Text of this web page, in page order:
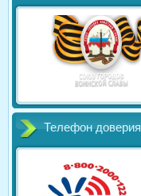
Телефон доверия